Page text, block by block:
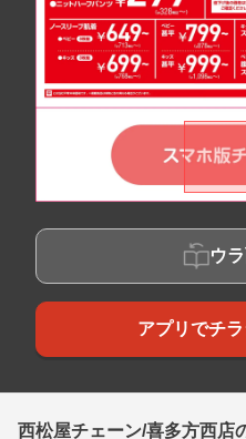
ウ
アプリでチ
西松屋チェーン/喜多方西店